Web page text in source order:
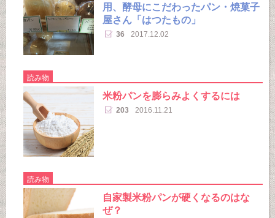
用、酵母にこだわったパン・焼菓子
屋さん「はつたもの」
36 2017.12.02
読み物
米粉パンを膨らみよくするには
203 2016.11.21
読み物
自家製米粉パンが硬くなるのはな
ぜ？